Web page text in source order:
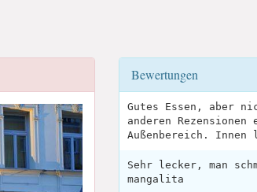
Bewertungen
Gutes Essen, aber
anderen
Außenbereich. Innen
Sehr lecker, man
mangalita